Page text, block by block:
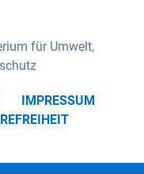
für Umwelt,
IMPRESSUM